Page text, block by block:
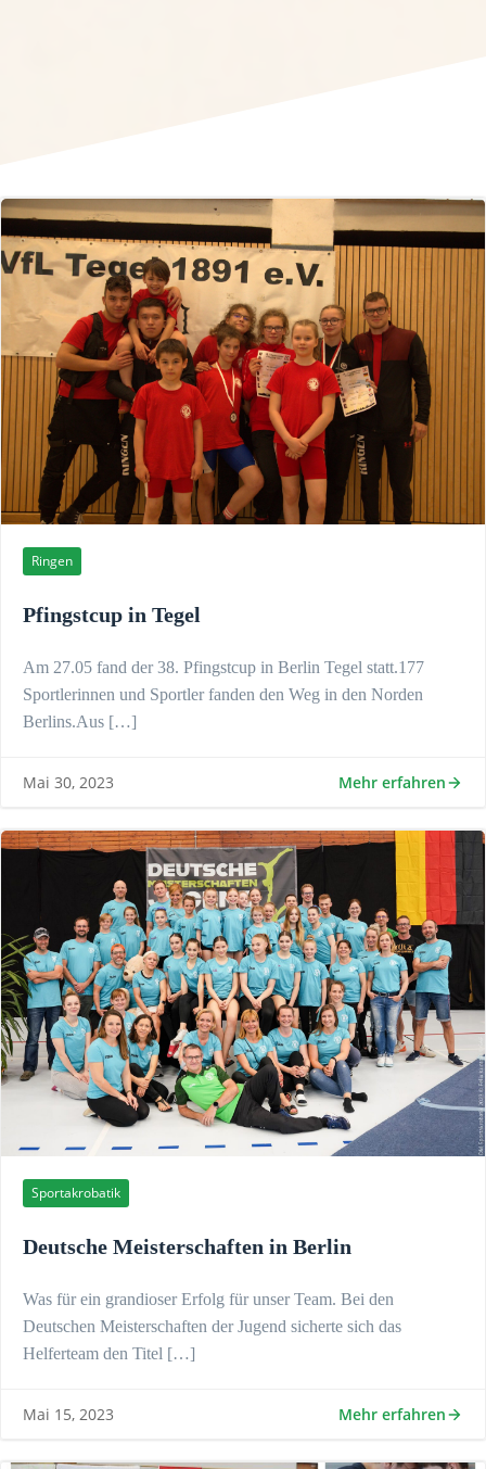
Ringen
Pfingstcup in Tegel
Am 27.05 fand der 38. Pfingstcup in Berlin Tegel statt.177
Sportlerinnen und Sportler fanden den Weg in den Norden
Berlins.Aus […]
Mai 30, 2023 Mehr erfahren
Sportakrobatik
Deutsche Meisterschaften in Berlin
Was für ein grandioser Erfolg für unser Team. Bei den
Deutschen Meisterschaften der Jugend sicherte sich das
Helferteam den Titel […]
Mai 15, 2023 Mehr erfahren